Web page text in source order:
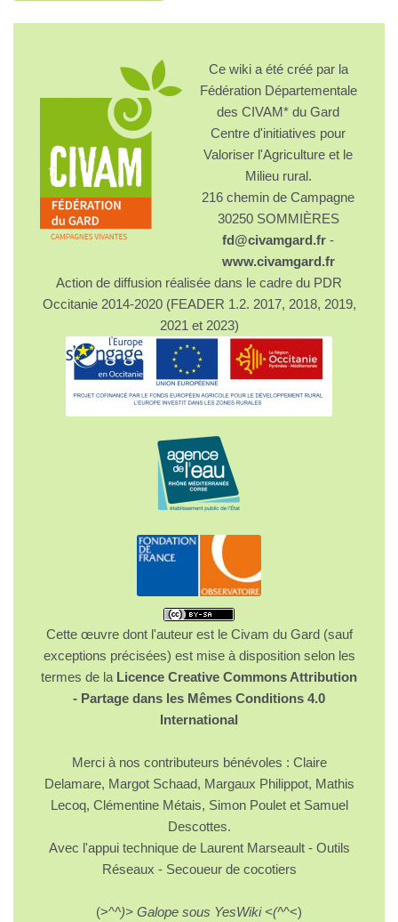
Ce wiki a été créé par la
Fédération Départementale
des CIVAM* du Gard
Centre d'initiatives pour
Valoriser l'Agriculture et le
Milieu rural.
216 chemin de Campagne
30250 SOMMIÈRES
fd@civamgard.fr -
www.civamgard.fr
Action de diffusion réalisée dans le cadre du PDR
Occitanie 2014-2020 (FEADER 1.2. 2017, 2018, 2019,
2021 et 2023)
Cette œuvre dont l'auteur est le Civam du Gard (sauf
exceptions précisées) est mise à disposition selon les
termes de la Licence Creative Commons Attribution
- Partage dans les Mêmes Conditions 4.0
International
Merci à nos contributeurs bénévoles : Claire
Delamare, Margot Schaad, Margaux Philippot, Mathis
Lecoq, Clémentine Métais, Simon Poulet et Samuel
Descottes.
Avec l'appui technique de Laurent Marseault - Outils
Réseaux - Secoueur de cocotiers
(>^^)> Galope sous YesWiki <(^^<)